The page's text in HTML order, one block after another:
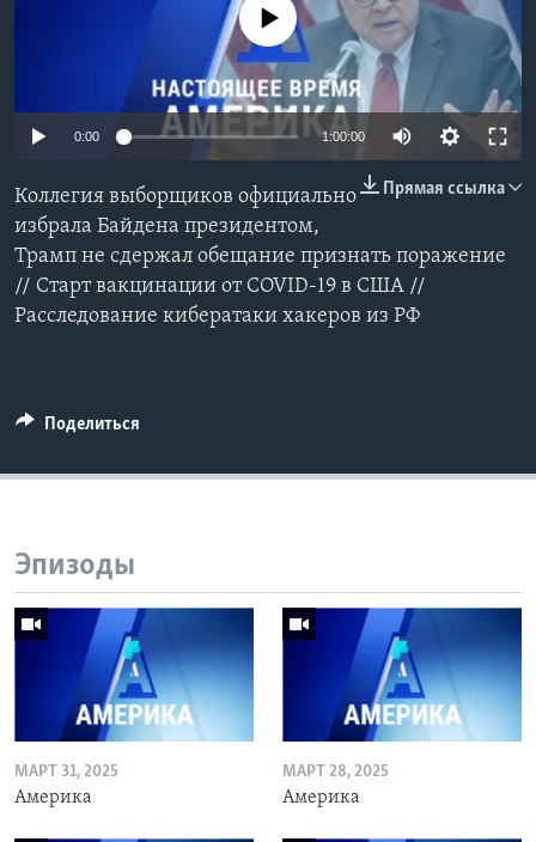
СОЦИАЛЬНЫЕ СЕТИ
Языки
No media source currently available
0:00 1:00:00
Прямая ссылка
Коллегия выборщиков официально
избрала Байдена президентом,
Трамп не сдержал обещание признать поражение
// Cтарт вакцинации от COVID-19 в США //
Расследование кибератаки хакеров из РФ
Поделиться
Эпизоды
МАРТ 31, 2025
Америка
МАРТ 28, 2025
Америка